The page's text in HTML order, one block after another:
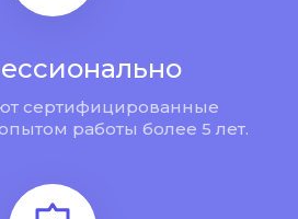
сертифицированные
работы более 5 лет.